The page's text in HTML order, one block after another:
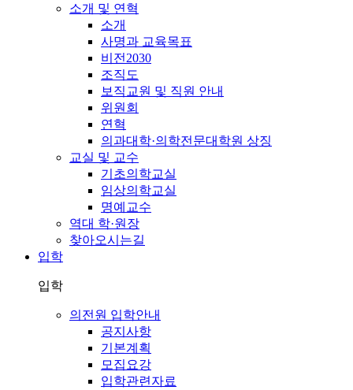
소개 및 연혁
소개
사명과 교육목표
비전2030
조직도
보직교원 및 직원 안내
위원회
연혁
의과대학·의학전문대학원 상징
교실 및 교수
기초의학교실
임상의학교실
명예교수
역대 학·원장
찾아오시는길
입학
입학
의전원 입학안내
공지사항
기본계획
모집요강
입학관련자료